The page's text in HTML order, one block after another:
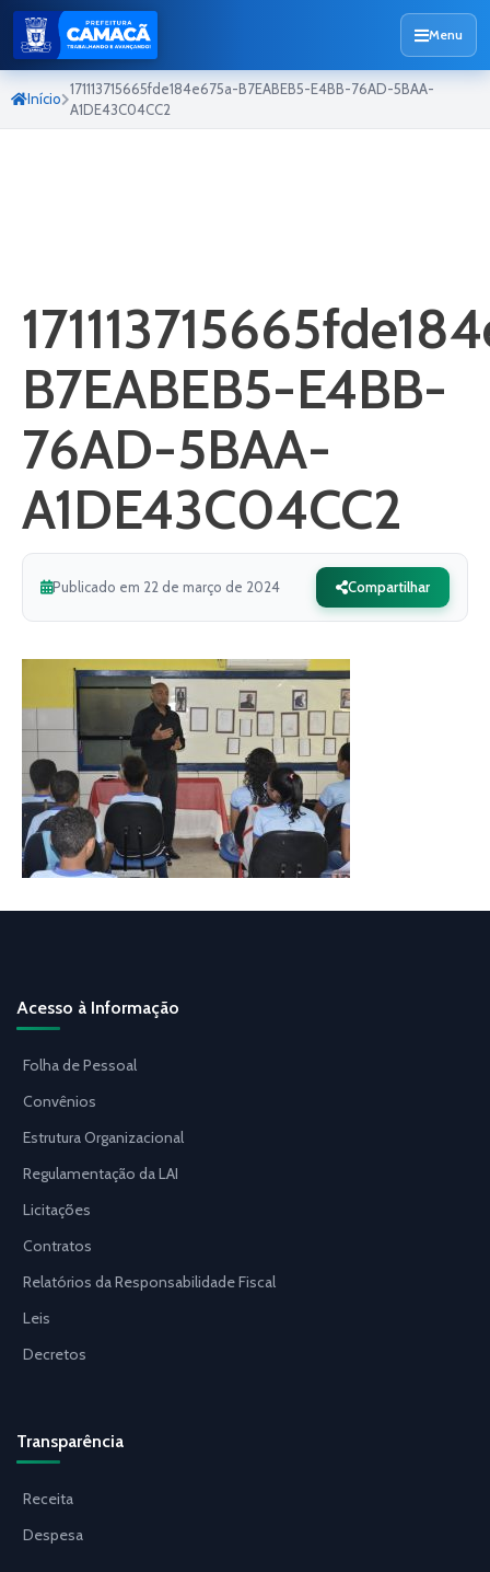
Menu
Início
171113715665fde184e675a-B7EABEB5-E4BB-76AD-5BAA-
A1DE43C04CC2
B7EABEB5-E4BB-
76AD-5BAA-
A1DE43C04CC2
Publicado em 22 de março de 2024 Compartilhar
Acesso à Informação
Folha de Pessoal
Convênios
Estrutura Organizacional
Regulamentação da LAI
Licitações
Contratos
Relatórios da Responsabilidade Fiscal
Leis
Decretos
Transparência
Receita
Despesa